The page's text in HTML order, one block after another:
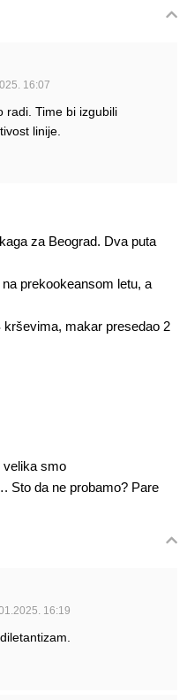
16:07
radi. Time bi izgubili
linije.
za Beograd. Dva puta
prekookeansom letu, a
makar presedao 2
velika smo
Sto da ne probamo? Pare
16:19